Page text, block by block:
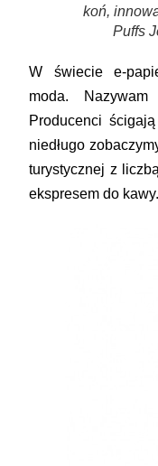
koń,
Puffs
W świecie e-
moda.
Producenci
niedługo
turystycznej z
ekspresem do kawy.